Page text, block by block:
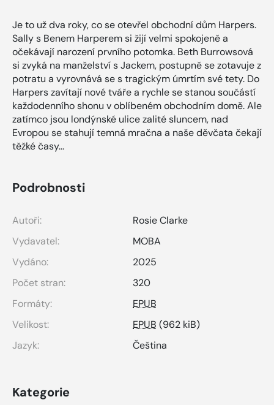
Je to už dva roky, co se otevřel obchodní dům Harpers.
Sally s Benem Harperem si žijí velmi spokojeně a
očekávají narození prvního potomka. Beth Burrowsová
si zvyká na manželství s Jackem, postupně se zotavuje z
potratu a vyrovnává se s tragickým úmrtím své tety. Do
Harpers zavítají nové tváře a rychle se stanou součástí
každodenního shonu v oblíbeném obchodním domě. Ale
zatímco jsou londýnské ulice zalité sluncem, nad
Evropou se stahují temná mračna a naše děvčata čekají
těžké časy...
Podrobnosti
Autoři:
Rosie Clarke
Vydavatel:
MOBA
Vydáno:
2025
Počet stran:
320
Formáty:
EPUB
Velikost:
EPUB (962 kiB)
Jazyk:
Čeština
Kategorie